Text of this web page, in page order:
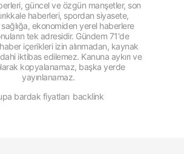
güncel ve özgün manşetler, son
haberleri, spordan siyasete,
ekonomiden yerel haberlere
tek adresidir. Gündem 71'de
içerikleri izin alınmadan, kaynak
iktibas edilemez. Kanuna aykırı ve
kopyalanamaz, başka yerde
yayınlanamaz.
bardak fiyatları backlink